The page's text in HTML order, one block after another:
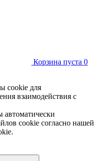
Корзина пуста 0
cookie для
взаимодействия с
автоматически
cookie согласно нашей